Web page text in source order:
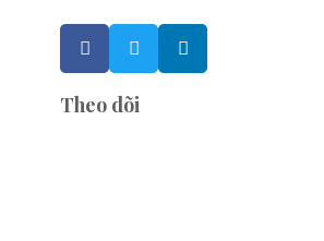
Theo dõi